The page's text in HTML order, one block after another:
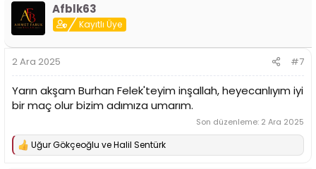
i
l
:
Afblk63
Kayıtlı Üye
2 Ara 2025 #7
Yarın akşam Burhan Felek'teyim inşallah, heyecanlıyım iyi
bir maç olur bizim adımıza umarım.
Son düzenleme: 2 Ara 2025
T
Uğur Gökçeoğlu veHalil Sentürk